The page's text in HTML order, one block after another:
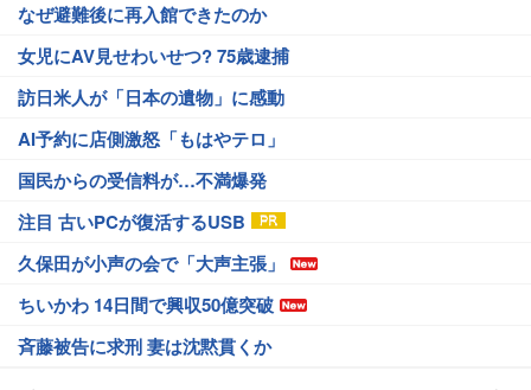
なぜ避難後に再入館できたのか
女児にAV見せわいせつ? 75歳逮捕
訪日米人が「日本の遺物」に感動
AI予約に店側激怒「もはやテロ」
国民からの受信料が…不満爆発
注目 古いPCが復活するUSB
久保田が小声の会で「大声主張」
ちいかわ 14日間で興収50億突破
斉藤被告に求刑 妻は沈黙貫くか